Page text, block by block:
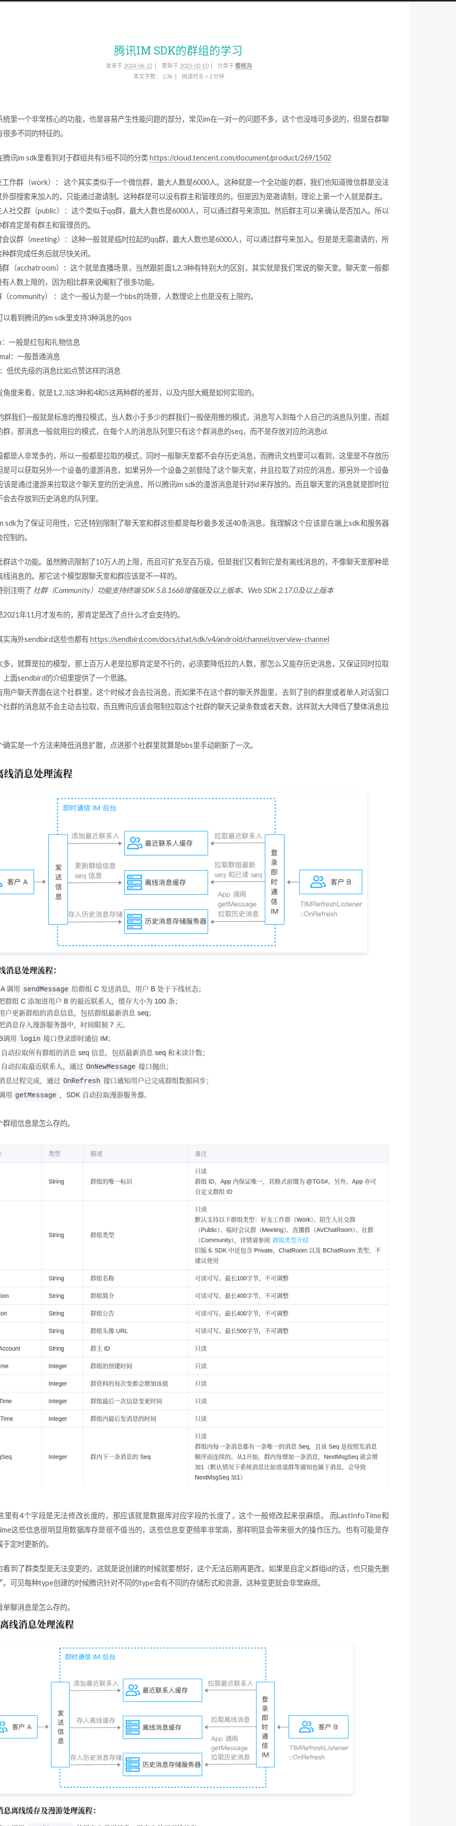
腾讯IM SDK的群组的学习
发表于 2024-06-22 更新于 2025-02-10 分类于 樱桃沟
本文字数：
2.3k 阅读时长 ≈ 2 分钟
统里一个非常核心的功能，也是容易产生性能问题的部分，常见im在一对一的问题不多，这个也没啥可多说的，但是在群聊
多不同的特征的。
腾讯im sdk里看到对于群组共有5组不同的分类https://cloud.tencent.com/document/product/269/1502
工作群（work）： 这个其实类似于一个微信群，最大人数是6000人。这种就是一个全功能的群，我们也知道微信群是没法
外部搜索来加入的，只能通过邀请制。这种群是可以没有群主和管理员的，但是因为是邀请制，理论上第一个人就是群主。
人社交群（public）：这个类似于qq群，最大人数也是6000人，可以通过群号来添加。然后群主可以来确认是否加入。所以
肯定是有群主和管理员的。
会议群（meeting）：这种一般就是临时拉起的qq群，最大人数也是6000人，可以通过群号来加入。但是是无需邀请的，所
群完成任务后就尽快关闭。
群（acchatroom）：这个就是直播场景，当然跟前面1,2,3种有特别大的区别，其实就是我们常说的聊天室。聊天室一般都
有人数上限的，因为相比群来说阉割了很多功能。
（community） ：这个一般认为是一个bbs的场景，人数理论上也是没有上限的。
以看到腾讯的im sdk里支持3种消息的qos
一般是红包和礼物信息
：一般普通消息
低优先级的消息比如点赞这样的消息
角度来看，就是1,2,3这3种和4和5这两种群的差异，以及内部大概是如何实现的。
群我们一般就是标准的推拉模式，当人数小于多少的群我们一般使用推的模式，消息写入到每个人自己的消息队列里，而超
群，那消息一般就用拉的模式，在每个人的消息队列里只有这个群消息的seq，而不是存放对应的消息id.
都是人非常多的，所以一般都是拉取的模式，同时一般聊天室都不会存历史消息，而腾讯文档里可以看到，这里是不存放历
是可以获取另外一个设备的漫游消息，如果另外一个设备之前登陆了这个聊天室，并且拉取了对应的消息，那另外一个设备
该是通过漫游来拉取这个聊天室的历史消息，所以腾讯im sdk的漫游消息是针对id来存放的。而且聊天室的消息就是即时拉
去存放到历史消息的队列里。
sdk为了保证可用性，它还特别限制了聊天室和群这些都是每秒最多发送40条消息，我理解这个应该是在端上sdk和服务器
制的。
群这个功能。虽然腾讯限制了10万人的上限，而且可扩充至百万级。但是我们又看到它是有离线消息的，不像聊天室那种是
线消息的。那它这个模型跟聊天室和群应该是不一样的。
别注明了 社群（Community）功能支持终端 SDK 5.8.1668增强版及以上版本、Web SDK 2.17.0及以上版本
2021年11月才发布的，那肯定是改了点什么才会支持的。
实海外sendbird这些也都有https://sendbird.com/docs/chat/sdk/v4/android/channel/overview-channel
多，就算是拉的模型，那上百万人老是拉那肯定是不行的，必须要降低拉的人数，那怎么又能存历史消息，又保证同时拉取
上面sendbird的介绍里提供了一个思路。
用户聊天界面在这个社群里，这个时候才会去拉消息，而如果不在这个群的聊天界面里，去到了别的群里或者单人对话窗口
社群的消息就不会主动去拉取，而且腾讯应该会限制拉取这个社群的聊天记录条数或者天数，这样就大大降低了整体消息拉
确实是一个方法来降低消息扩散，点进那个社群里就算是bbs里手动刷新了一次。
组信息是怎么存的。
里有4个字段是无法修改长度的，那应该就是数据库对应字段的长度了，这个一般修改起来很麻烦。 而LastInfoTime和
这些信息很明显用数据库存是很不值当的，这些信息变更频率非常高，那样明显会带来很大的操作压力。也有可能是存
定时更新的。
看到了群类型是无法变更的，这就是说创建的时候就要想好，这个无法后期再更改。如果是自定义群组id的话，也只能先删
。可见每种type创建的时候腾讯针对不同的type会有不同的存储形式和资源，这种变更就会非常麻烦。
聊消息是怎么存的。